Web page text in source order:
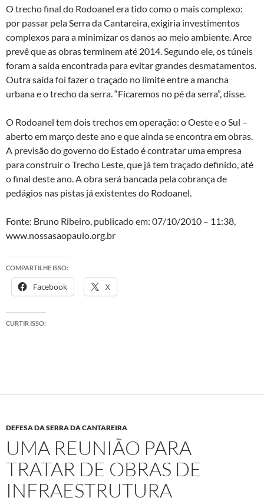
O trecho final do Rodoanel era tido como o mais complexo:
por passar pela Serra da Cantareira, exigiria investimentos
complexos para a minimizar os danos ao meio ambiente. Arce
prevê que as obras terminem até 2014. Segundo ele, os túneis
foram a saída encontrada para evitar grandes desmatamentos.
Outra saída foi fazer o traçado no limite entre a mancha
urbana e o trecho da serra. “Ficaremos no pé da serra”, disse.
O Rodoanel tem dois trechos em operação: o Oeste e o Sul –
aberto em março deste ano e que ainda se encontra em obras.
A previsão do governo do Estado é contratar uma empresa
para construir o Trecho Leste, que já tem traçado definido, até
o final deste ano. A obra será bancada pela cobrança de
pedágios nas pistas já existentes do Rodoanel.
Fonte: Bruno Ribeiro, publicado em: 07/10/2010 – 11:38,
www.nossasaopaulo.org.br
COMPARTILHE ISSO:
Facebook X
CURTIR ISSO:
DEFESA DA SERRA DA CANTAREIRA
UMA REUNIÃO PARA
TRATAR DE OBRAS DE
INFRAESTRUTURA